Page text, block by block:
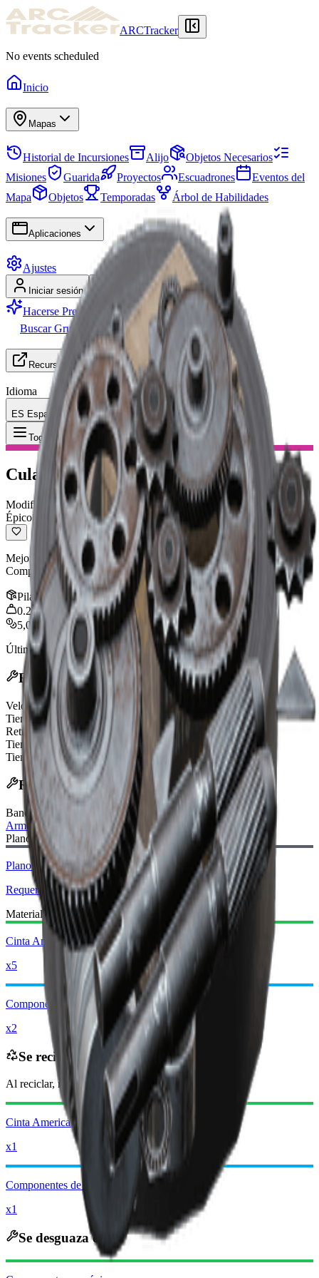
ARCTracker
No events scheduled
Inicio
Mapas
Historial de Incursiones Alijo
Objetos Necesarios
Misiones
Guarida Proyectos Escuadrones
Eventos del
Mapa
Objetos Temporadas Árbol de Habilidades
Aplicaciones
Ajustes
Iniciar sesión Registrarse
Hacerse Premium
Buscar Grupo (LFG)
Recursos
Idioma
ES Español
Toggle Menu Objeto: Culata ligera
Culata ligera
Modificación
Épico
Mejora moderadamente la velocidad de apuntado y desenfunde.
Compatible con: Arpeggio, Caldero, Ferro, Renegado, Partecascos
Pila :1
0.25kg
5,000
Última actualización:Feb 24, 2026
Efectos
Velocidad de apuntado aumentada
200%
Tiempo de recuperación del retroceso aumentado50%
Retroceso vertical aumentado 50%
Tiempo de equipamiento reducido30%
Tiempo de desequipamiento reducido 30%
Receta de Fabricación
Banco de Trabajo
Armero
Plano Requerido:
Plano de culata ligera
Requerido
Materiales Requeridos:
Cinta Americana
x5
Componentes de modificación
x2
Se recicla en
Al reciclar, recibirás -2950 menos Monedas Raider
Cinta Americana
x1
Componentes de modificación
x1
Se desguaza en